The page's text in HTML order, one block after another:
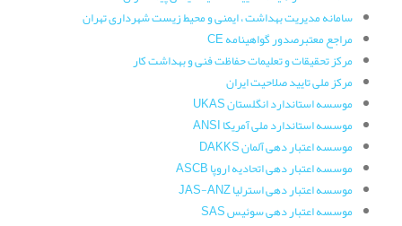
سامانه مدیریت بهداشت ، ایمنی و محیط زیست شهرداری تهران
مراجع معتبرصدور گواهینامه CE
مرکز تحقیقات و تعلیمات حفاظت فنی و بهداشت کار
مرکز ملی تایید صلاحیت ایران
موسسه استاندارد انگلستان UKAS
موسسه استاندارد ملی آمریکا ANSI
موسسه اعتبار دهی آلمان DAKKS
موسسه اعتبار دهی اتحادیه اروپا ASCB
موسسه اعتبار دهی استرلیا JAS-ANZ
موسسه اعتبار دهی سوئیس SAS